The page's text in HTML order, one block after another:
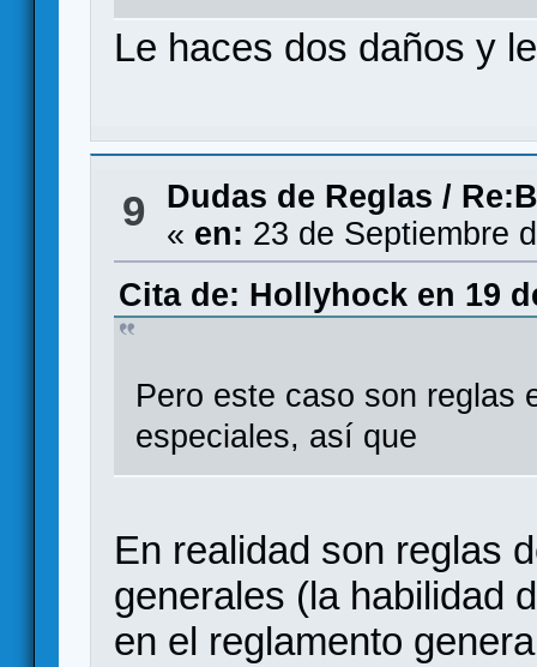
Le haces dos daños y
9 Dudas de Reglas /
« en: 23 de Septiembre
Cita de: Hollyhock en 19
Pero este caso son reglas
especiales, así que
En realidad son reglas
generales (la habilidad
en el reglamento